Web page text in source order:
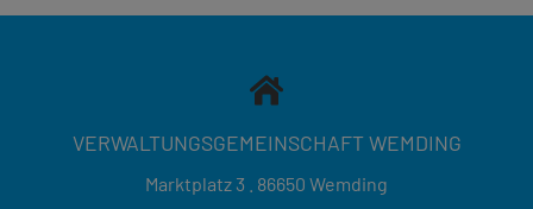
VERWALTUNGSGEMEINSCHAFT WEMDING
Marktplatz 3 . 86650 Wemding